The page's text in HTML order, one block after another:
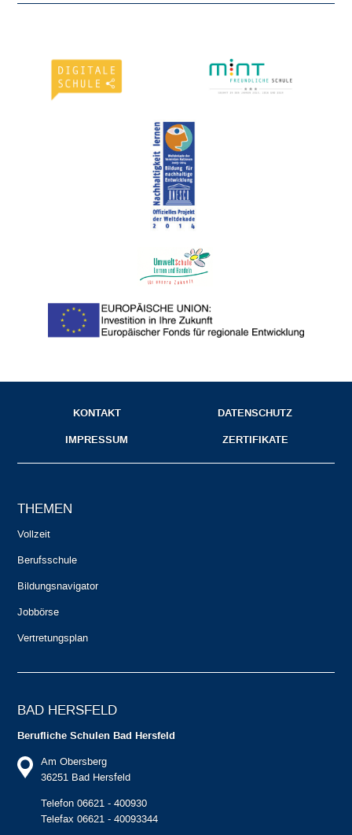
KONTAKT
DATENSCHUTZ
IMPRESSUM
ZERTIFIKATE
THEMEN
Vollzeit
Berufsschule
Bildungsnavigator
Jobbörse
Vertretungsplan
BAD HERSFELD
Berufliche Schulen Bad Hersfeld
Am Obersberg
36251 Bad Hersfeld
Telefon 06621 - 400930
Telefax 06621 - 40093344